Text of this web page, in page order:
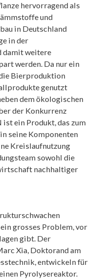
hervorragend als
und
in Deutschland
in der
damit weitere
werden. Da nur ein
Bierproduktion
genutzt
dem ökologischen
der Konkurrenz
ein Produkt, das zum
seine Komponenten
Kreislaufnutzung
sowohl die
nachhaltiger
grosses Problem, vor
gibt. Der
Xia, Doktorand am
entwickeln für
Pyrolysereaktor.